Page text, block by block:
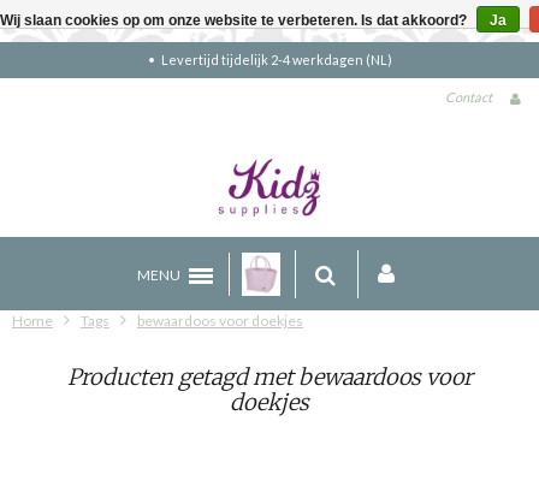
Levertijd tijdelijk 2-4 werkdagen (NL)
Contact
MENU
Home Tags bewaardoos voor doekjes
Producten getagd met bewaardoos voor
doekjes
Wij slaan cookies op om onze website te verbeteren. Is dat akkoord? Ja